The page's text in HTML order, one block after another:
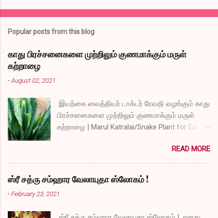
Popular posts from this blog
காது பிரச்சனைகளை முற்றிலும் குணமாக்கும் மருள்
கற்றாழை
-August 02, 2021
இயற்கை வைத்தியர் டாக்டர் ரேவதி வழங்கும் காது
பிரச்சனைகளை முற்றிலும் குணமாக்கும் மருள்
கற்றாழை | Marul Katralai/Snake Plant for Ear
READ MORE
ஸ்ரீ சத்ரு சம்ஹார வேலாயுதா ஸ்லோகம் !
-February 23, 2021